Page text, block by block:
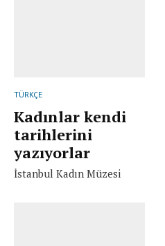
TÜRKÇE
Kadınlar kendi
tarihlerini
yazıyorlar
İstanbul Kadın Müzesi